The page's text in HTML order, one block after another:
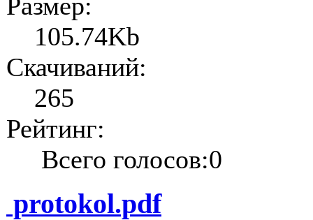
105.74Kb
Скачиваний:
265
Рейтинг:
Всего голосов:0
protokol.pdf